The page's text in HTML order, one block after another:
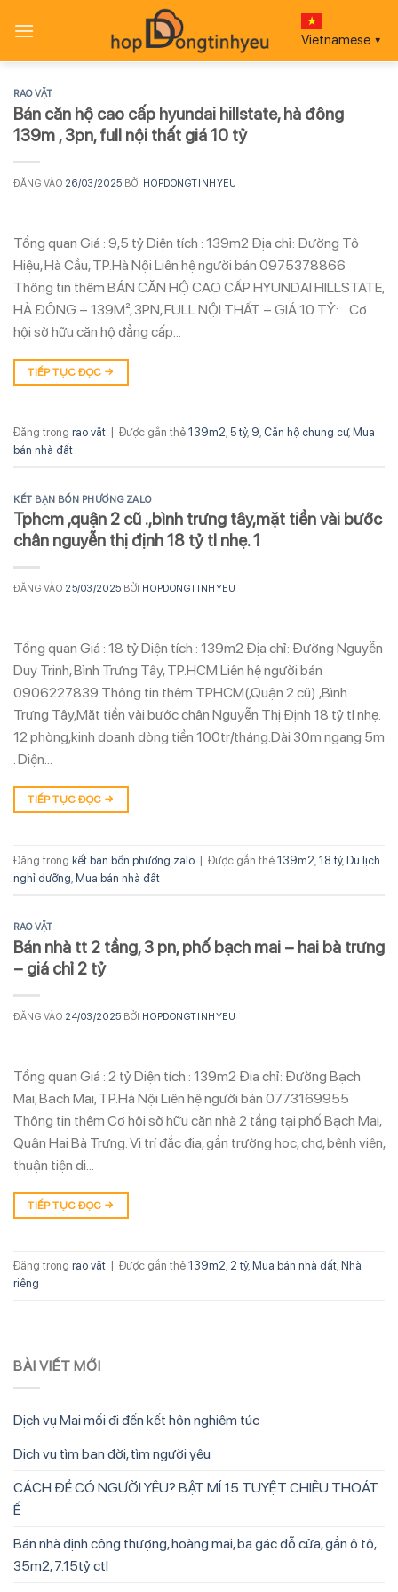
qua
Vietnamese ▼
RAO VẶT
Bán căn hộ cao cấp hyundai hillstate, hà đông
139m , 3pn, full nội thất giá 10 tỷ
ĐĂNG VÀO 26/03/2025 BỞI HOPDONGTINHYEU
Tổng quan Giá : 9,5 tỷ Diện tích : 139m2 Địa chỉ: Đường Tô
Hiệu, Hà Cầu, TP.Hà Nội Liên hệ người bán 0975378866
Thông tin thêm BÁN CĂN HỘ CAO CẤP HYUNDAI HILLSTATE,
HÀ ĐÔNG – 139M², 3PN, FULL NỘI THẤT – GIÁ 10 TỶ: Cơ
hội sở hữu căn hộ đẳng cấp…
TIẾP TỤC ĐỌC →
Đăng trong rao vặt Được gắn thẻ 139m2 5 tỷ, 9 Căn hộ chung cư, Mua
bán nhà đất
KẾT BẠN BỐN PHƯƠNG ZALO
Tphcm ,quận 2 cũ .,bình trưng tây,mặt tiền vài bước
chân nguyễn thị định 18 tỷ tl nhẹ. 1
ĐĂNG VÀO 25/03/2025 BỞI HOPDONGTINHYEU
Tổng quan Giá : 18 tỷ Diện tích : 139m2 Địa chỉ: Đường Nguyễn
Duy Trinh, Bình Trưng Tây, TP.HCM Liên hệ người bán
0906227839 Thông tin thêm TPHCM(,Quận 2 cũ).,Bình
Trưng Tây,Mặt tiền vài bước chân Nguyễn Thị Định 18 tỷ tl nhẹ.
12 phòng,kinh doanh dòng tiền 100tr/tháng.Dài 30m ngang 5m
. Diện…
TIẾP TỤC ĐỌC →
Đăng trong kết bạn bốn phương zalo | Được gắn thẻ 139m2 18 tỷ, Du lịch
nghỉ dưỡng Mua bán nhà đất
RAO VẶT
Bán nhà tt 2 tầng, 3 pn, phố bạch mai – hai bà trưng
– giá chỉ 2 tỷ
ĐĂNG VÀO 24/03/2025 BỞI HOPDONGTINHYEU
Tổng quan Giá : 2 tỷ Diện tích : 139m2 Địa chỉ: Đường Bạch
Mai, Bạch Mai, TP.Hà Nội Liên hệ người bán 0773169955
Thông tin thêm Cơ hội sở hữu căn nhà 2 tầng tại phố Bạch Mai,
Quận Hai Bà Trưng. Vị trí đắc địa, gần trường học, chợ, bệnh viện,
thuận tiện di…
TIẾP TỤC ĐỌC →
Đăng trong rao vặt Được gắn thẻ 139m2, 2 tỷ, Mua bán nhà đất, Nhà
riêng
BÀI VIẾT MỚI
Dịch vụ Mai mối đi đến kết hôn nghiêm túc
Dịch vụ tìm bạn đời, tìm người yêu
CÁCH ĐỂ CÓ NGƯỜI YÊU? BẬT MÍ 15 TUYỆT CHIÊU THOÁT
Ế
Bán nhà định công thượng, hoàng mai, ba gác đỗ cửa, gần ô tô,
35m2, 7.15tỷ ctl